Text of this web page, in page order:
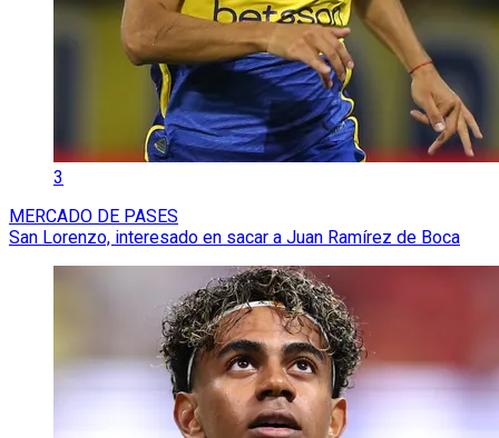
3
MERCADO DE PASES
San Lorenzo, interesado en sacar a Juan Ramírez de Boca